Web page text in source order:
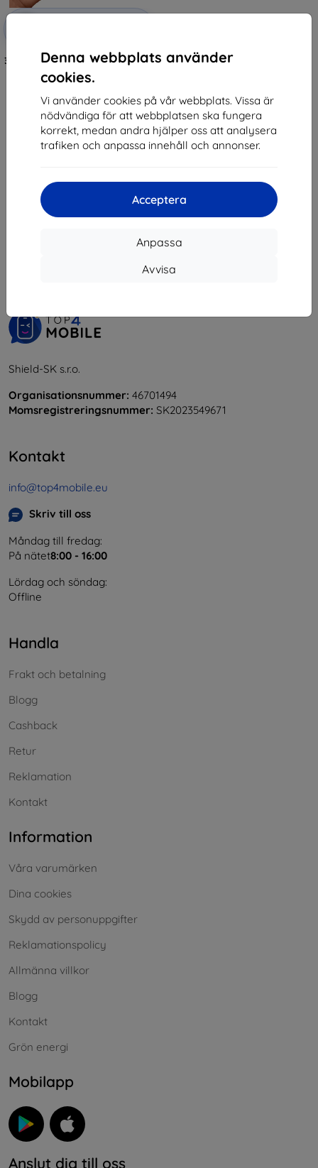
Denna webbplats använder
cookies.
Vi använder cookies på vår webbplats. Vissa är
nödvändiga för att webbplatsen ska fungera
korrekt, medan andra hjälper oss att analysera
trafiken och anpassa innehåll och annonser.
Acceptera
Anpassa
Avvisa
Rabatt
3mk Silky Matt Privacy Protective
film for Asus ROG Phone 3
192 kr
173 kr
I lager > 5 st
Shield-SK s.r.o.
Organisationsnummer: 46701494
Momsregistreringsnummer: SK2023549671
Kontakt
info@top4mobile.eu
Skriv till oss
Måndag till fredag:
På nätet8:00 - 16:00
Lördag och söndag:
Offline
Handla
Frakt och betalning
Blogg
Cashback
Retur
Reklamation
Kontakt
Information
Våra varumärken
Dina cookies
Skydd av personuppgifter
Reklamationspolicy
Allmänna villkor
Blogg
Kontakt
Grön energi
Mobilapp
Anslut dig till oss